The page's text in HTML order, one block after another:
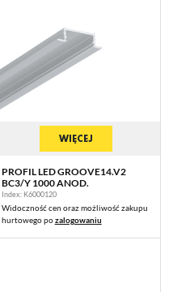
WIĘCEJ
PROFIL LED GROOVE14.V2
BC3/Y 1000 ANOD.
Index: K6000120
Widoczność cen oraz możliwość zakupu
hurtowego pozalogowaniu